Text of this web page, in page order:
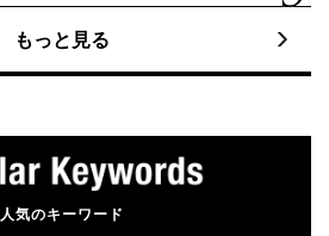
もっと見る
人気のキーワード